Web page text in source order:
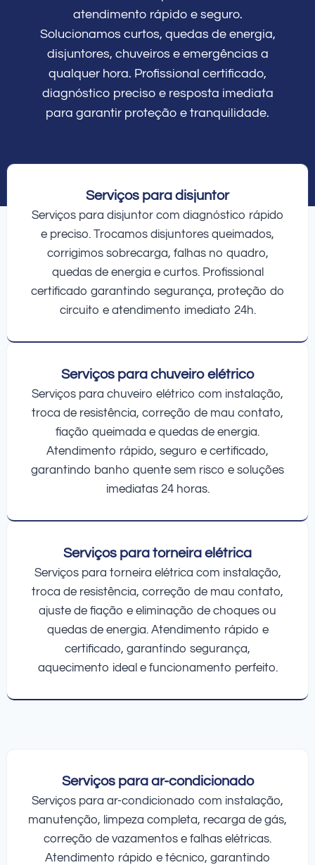
atendimento rápido e seguro.
Solucionamos curtos, quedas de energia,
disjuntores, chuveiros e emergências a
qualquer hora. Profissional certificado,
diagnóstico preciso e resposta imediata
para garantir proteção e tranquilidade.
Serviços para disjuntor
Serviços para disjuntor com diagnóstico rápido
e preciso. Trocamos disjuntores queimados,
corrigimos sobrecarga, falhas no quadro,
quedas de energia e curtos. Profissional
certificado garantindo segurança, proteção do
circuito e atendimento imediato 24h.
Serviços para chuveiro elétrico
Serviços para chuveiro elétrico com instalação,
troca de resistência, correção de mau contato,
fiação queimada e quedas de energia.
Atendimento rápido, seguro e certificado,
garantindo banho quente sem risco e soluções
imediatas 24 horas.
Serviços para torneira elétrica
Serviços para torneira elétrica com instalação,
troca de resistência, correção de mau contato,
ajuste de fiação e eliminação de choques ou
quedas de energia. Atendimento rápido e
certificado, garantindo segurança,
aquecimento ideal e funcionamento perfeito.
Serviços para ar-condicionado
Serviços para ar-condicionado com instalação,
manutenção, limpeza completa, recarga de gás,
correção de vazamentos e falhas elétricas.
Atendimento rápido e técnico, garantindo